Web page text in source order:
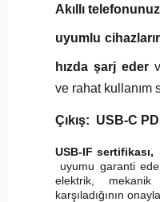
Akıllı
uyumlu
hızda şarj eder
ve rahat kullanım
Çıkış: USB-C
USB-IF sertifikası,
uyumu garanti
elektrik,
karşıladığının